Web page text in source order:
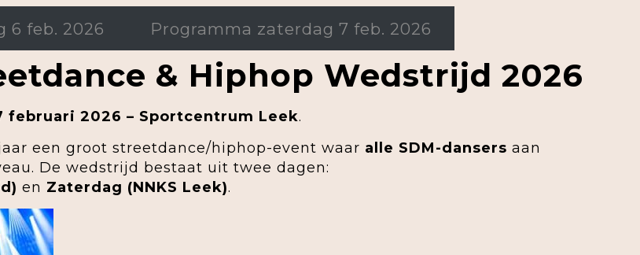
6 feb. 2026 Programma zaterdag 7 feb. 2026
& Hiphop Wedstrijd 2026
februari 2026 – Sportcentrum Leek.
een groot streetdance/hiphop-event waar alle SDM-dansers aan
De wedstrijd bestaat uit twee dagen:
en Zaterdag (NNKS Leek).